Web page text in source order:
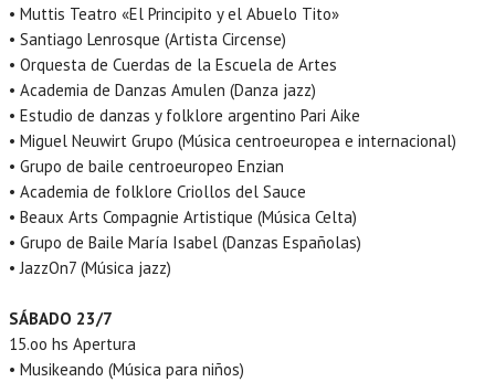
• Muttis Teatro «El Principito y el Abuelo Tito»
• Santiago Lenrosque (Artista Circense)
• Orquesta de Cuerdas de la Escuela de Artes
• Academia de Danzas Amulen (Danza jazz)
• Estudio de danzas y folklore argentino Pari Aike
• Miguel Neuwirt Grupo (Música centroeuropea e internacional)
• Grupo de baile centroeuropeo Enzian
• Academia de folklore Criollos del Sauce
• Beaux Arts Compagnie Artistique (Música Celta)
• Grupo de Baile María Isabel (Danzas Españolas)
• JazzOn7 (Música jazz)
SÁBADO 23/7
15.oo hs Apertura
• Musikeando (Música para niños)